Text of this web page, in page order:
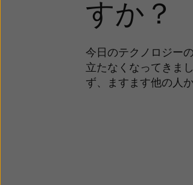
すか？
今日のテクノロジー
立たなくなってきま
ず、ますます他の人